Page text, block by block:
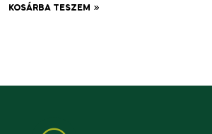
KOSÁRBA TESZEM